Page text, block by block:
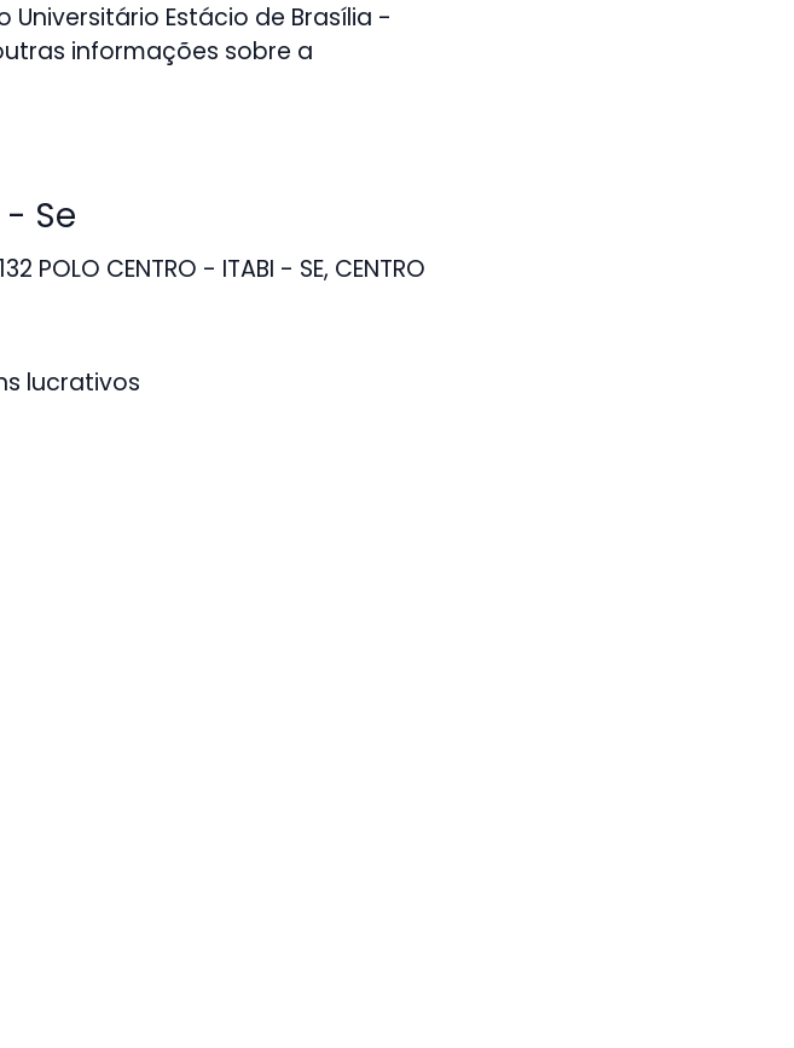
Estácio de Brasília -
informações sobre a
Se
POLO CENTRO - ITABI - SE, CENTRO
lucrativos